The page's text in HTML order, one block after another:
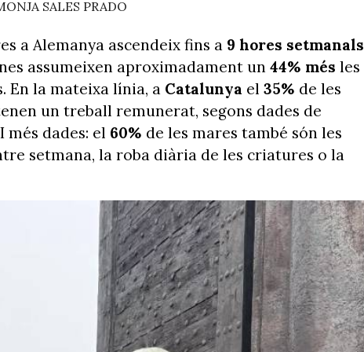
SALES PRADO
a Alemanya ascendeix fins a 9 hores
assumeixen aproximadament un 44% més les
En la mateixa línia, a Catalunya el 35% de les
un treball remunerat, segons dades de
dades: el 60% de les mares també són les
setmana, la roba diària de les criatures o la